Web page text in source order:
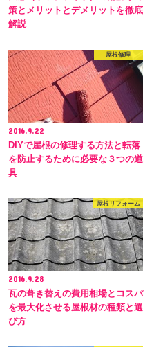
策とメリットとデメリットを徹底
解説
屋根修理
2016.9.22
DIYで屋根の修理する方法と転落
を防止するために必要な３つの道
具
屋根リフォーム
2016.9.28
瓦の葺き替えの費用相場とコスパ
を最大化させる屋根材の種類と選
び方